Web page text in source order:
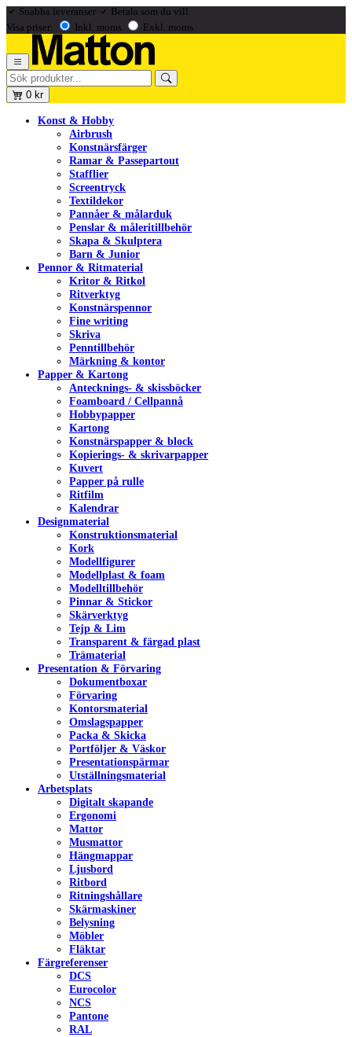
Snabba leveranser
Betala som du vill
Visa priser:
Inkl. moms Exkl. moms
0 kr
Konst & Hobby
Airbrush
Konstnärsfärger
Ramar & Passepartout
Stafflier
Screentryck
Textildekor
Pannåer & målarduk
Penslar & måleritillbehör
Skapa & Skulptera
Barn & Junior
Pennor & Ritmaterial
Kritor & Ritkol
Ritverktyg
Konstnärspennor
Fine writing
Skriva
Penntillbehör
Märkning & kontor
Papper & Kartong
Antecknings- & skissböcker
Foamboard / Cellpannå
Hobbypapper
Kartong
Konstnärspapper & block
Kopierings- & skrivarpapper
Kuvert
Papper på rulle
Ritfilm
Kalendrar
Designmaterial
Konstruktionsmaterial
Kork
Modellfigurer
Modellplast & foam
Modelltillbehör
Pinnar & Stickor
Skärverktyg
Tejp & Lim
Transparent & färgad plast
Trämaterial
Presentation & Förvaring
Dokumentboxar
Förvaring
Kontorsmaterial
Omslagspapper
Packa & Skicka
Portföljer & Väskor
Presentationspärmar
Utställningsmaterial
Arbetsplats
Digitalt skapande
Ergonomi
Mattor
Musmattor
Hängmappar
Ljusbord
Ritbord
Ritningshållare
Skärmaskiner
Belysning
Möbler
Fläktar
Färgreferenser
DCS
Eurocolor
NCS
Pantone
RAL